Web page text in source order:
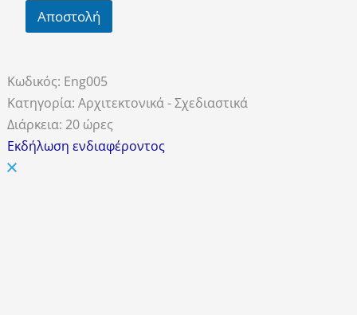
Αποστολή
Κωδικός: Eng005
Κατηγορία: Aρχιτεκτονικά - Σχεδιαστικά
Διάρκεια: 20 ώρες
Εκδήλωση ενδιαφέροντος